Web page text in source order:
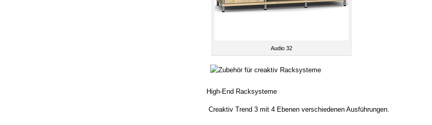
Audio 32
High-End Racksysteme
Creaktiv Trend 3 mit 4 Ebenen verschiedenen Ausführungen.